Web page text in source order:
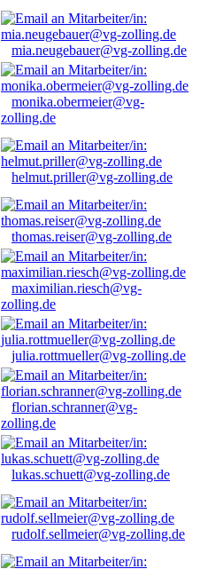
mia.neugebauer@vg-zolling.de
monika.obermeier@vg-
zolling.de
helmut.priller@vg-zolling.de
thomas.reiser@vg-zolling.de
maximilian.riesch@vg-
zolling.de
julia.rottmueller@vg-zolling.de
florian.schranner@vg-
zolling.de
lukas.schuett@vg-zolling.de
rudolf.sellmeier@vg-zolling.de